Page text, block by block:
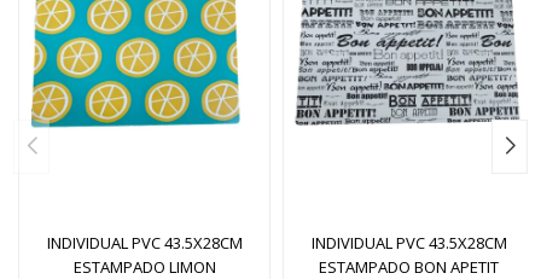
INDIVIDUAL PVC 43.5X28CM
ESTAMPADO LIMON
INDIVIDUAL PVC 43.5X28CM
ESTAMPADO BON APETIT